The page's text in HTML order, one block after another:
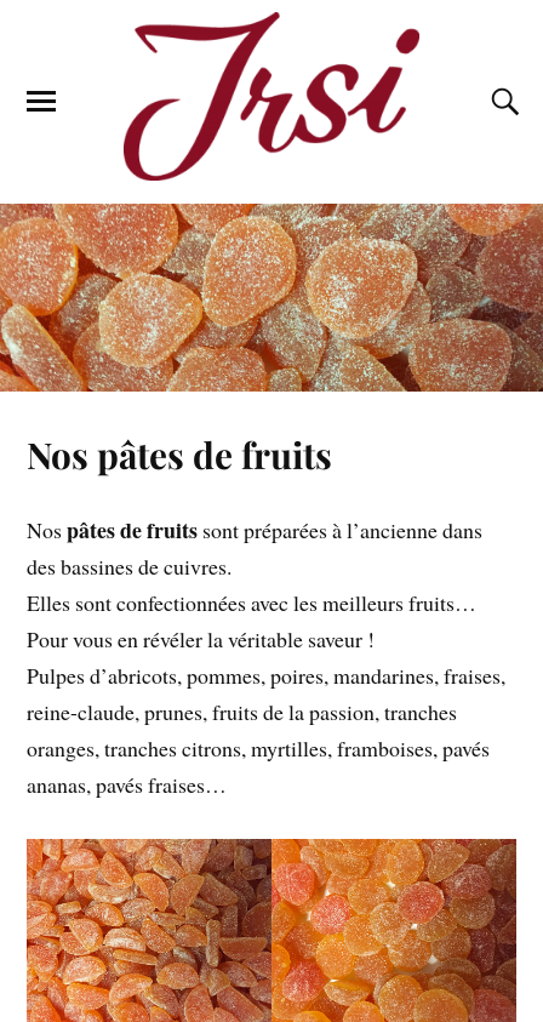
Nos pâtes de fruits
Nospâtes de fruits sont préparées à l’ancienne dans
des bassines de cuivres.
Elles sont confectionnées avec les meilleurs fruits…
Pour vous en révéler la véritable saveur !
Pulpes d’abricots, pommes, poires, mandarines, fraises,
reine-claude, prunes, fruits de la passion, tranches
oranges, tranches citrons, myrtilles, framboises, pavés
ananas, pavés fraises…